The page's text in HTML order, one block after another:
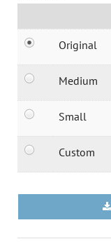
Original
Medium
Small
Custom